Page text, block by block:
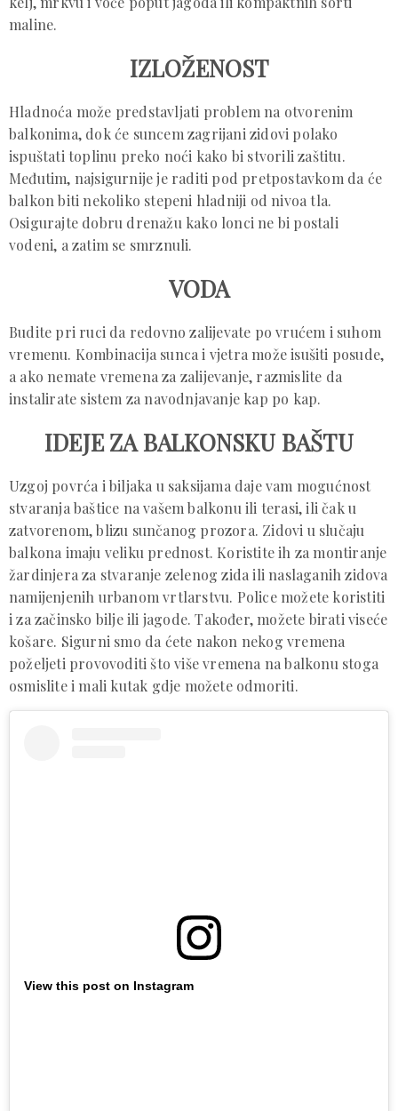
maline.
IZLOŽENOST
Hladnoća može predstavljati problem na otvorenim
balkonima, dok će suncem zagrijani zidovi polako
ispuštati toplinu preko noći kako bi stvorili zaštitu.
Međutim, najsigurnije je raditi pod pretpostavkom da će
balkon biti nekoliko stepeni hladniji od nivoa tla.
Osigurajte dobru drenažu kako lonci ne bi postali
vodeni, a zatim se smrznuli.
VODA
Budite pri ruci da redovno zalijevate po vrućem i suhom
vremenu. Kombinacija sunca i vjetra može isušiti posude,
a ako nemate vremena za zalijevanje, razmislite da
instalirate sistem za navodnjavanje kap po kap.
IDEJE ZA BALKONSKU BAŠTU
Uzgoj povrća i biljaka u saksijama daje vam mogućnost
stvaranja baštice na vašem balkonu ili terasi, ili čak u
zatvorenom, blizu sunčanog prozora. Zidovi u slučaju
balkona imaju veliku prednost. Koristite ih za montiranje
žardinjera za stvaranje zelenog zida ili naslaganih zidova
namijenjenih urbanom vrtlarstvu. Police možete koristiti
i za začinsko bilje ili jagode. Također, možete birati viseće
košare. Sigurni smo da ćete nakon nekog vremena
poželjeti provovoditi što više vremena na balkonu stoga
osmislite i mali kutak gdje možete odmoriti.
View this post on Instagram